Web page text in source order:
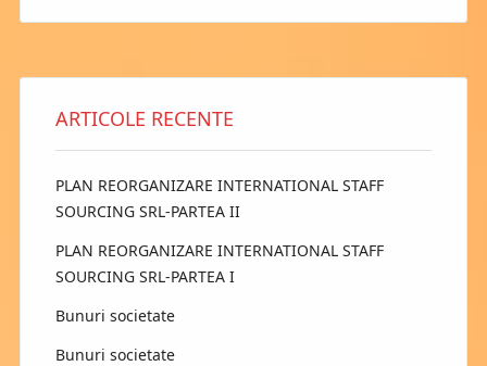
ARTICOLE RECENTE
PLAN REORGANIZARE INTERNATIONAL STAFF
SOURCING SRL-PARTEA II
PLAN REORGANIZARE INTERNATIONAL STAFF
SOURCING SRL-PARTEA I
Bunuri societate
Bunuri societate